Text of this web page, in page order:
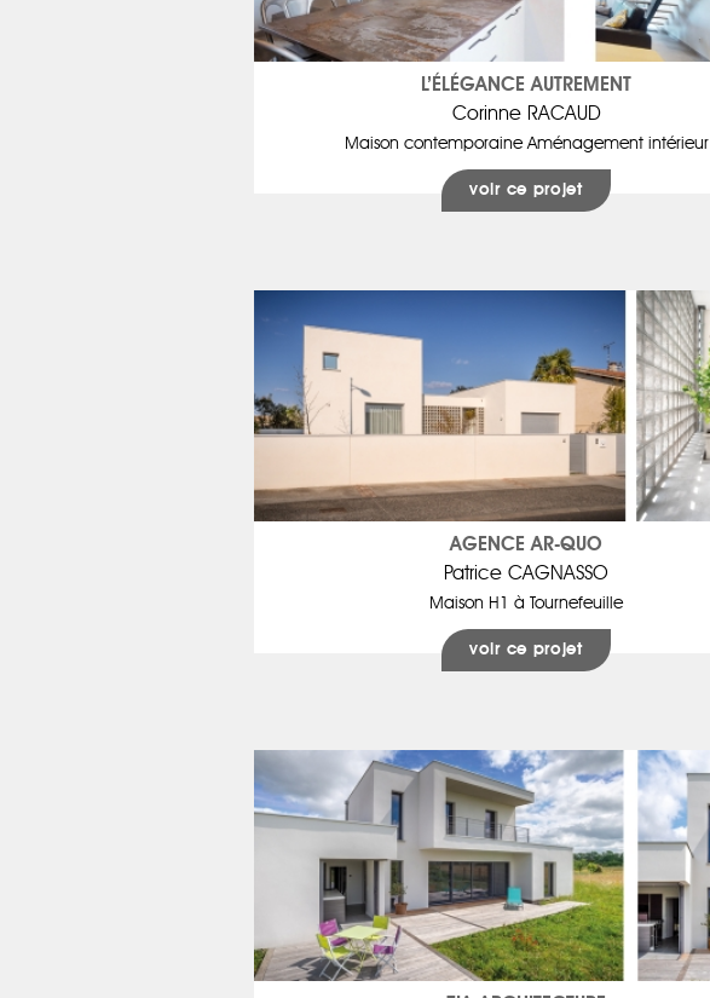
L’ÉLÉGANCE AUTREMENT
Corinne RACAUD
Maison contemporaine Aménagement intérieur
voir ce projet
AGENCE AR-QUO
Patrice CAGNASSO
Maison H1 à Tournefeuille
voir ce projet